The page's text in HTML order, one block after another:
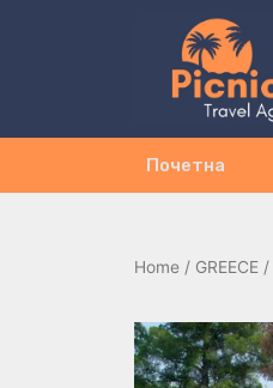
Почетна
Home / GREECE /